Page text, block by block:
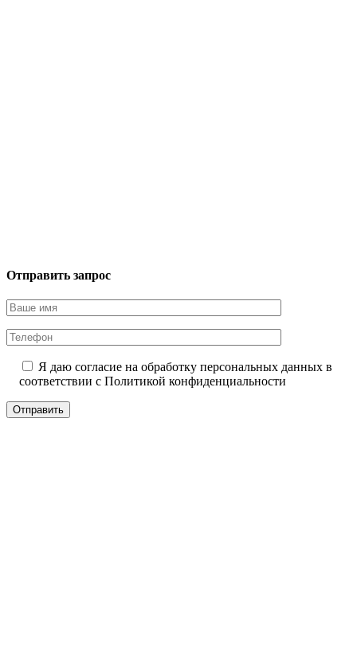
Отправить запрос
Я даю согласие на обработку персональных данных в
соответствии с Политикой конфиденциальности